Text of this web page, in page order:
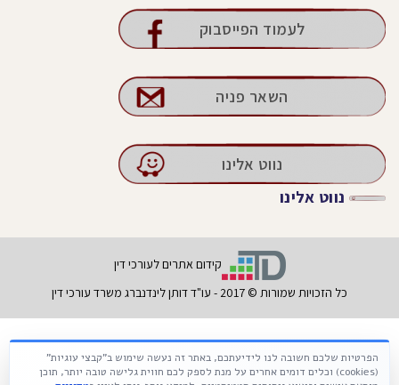
לעמוד הפייסבוק
השאר פניה
נווט אלינו
נווט אלינו
קידום אתרים לעורכי דין
כל הזכויות שמורות © 2017 - עו"ד דותן לינדנברג משרד עורכי דין
הפרטיות שלכם חשובה לנו לידיעתכם, באתר זה נעשה שימוש ב"קבצי עוגיות"
(cookies) וכלים דומים אחרים על מנת לספק לכם חווית גלישה טובה יותר, תוכן
Français עברית Русский